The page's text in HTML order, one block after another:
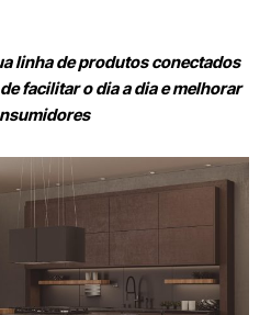
linha de produtos conectados
facilitar o dia a dia e melhorar